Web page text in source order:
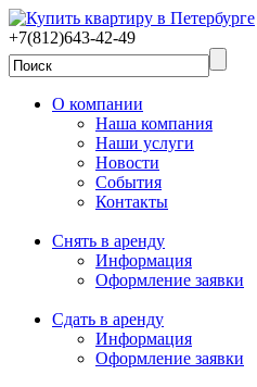
+7(812)643-42-49
О компании
Наша компания
Наши услуги
Новости
События
Контакты
Снять в аренду
Информация
Оформление заявки
Сдать в аренду
Информация
Оформление заявки